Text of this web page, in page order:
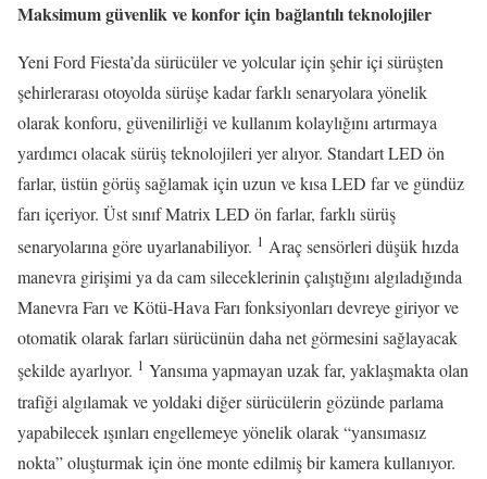
Maksimum güvenlik ve konfor için bağlantılı teknolojiler
Yeni Ford Fiesta’da sürücüler ve yolcular için şehir içi sürüşten
şehirlerarası otoyolda sürüşe kadar farklı senaryolara yönelik
olarak konforu, güvenilirliği ve kullanım kolaylığını artırmaya
yardımcı olacak sürüş teknolojileri yer alıyor. Standart LED ön
farlar, üstün görüş sağlamak için uzun ve kısa LED far ve gündüz
farı içeriyor. Üst sınıf Matrix LED ön farlar, farklı sürüş
senaryolarına göre uyarlanabiliyor. 1 Araç sensörleri düşük hızda
manevra girişimi ya da cam sileceklerinin çalıştığını algıladığında
Manevra Farı ve Kötü-Hava Farı fonksiyonları devreye giriyor ve
otomatik olarak farları sürücünün daha net görmesini sağlayacak
şekilde ayarlıyor. 1 Yansıma yapmayan uzak far, yaklaşmakta olan
trafiği algılamak ve yoldaki diğer sürücülerin gözünde parlama
yapabilecek ışınları engellemeye yönelik olarak “yansımasız
nokta” oluşturmak için öne monte edilmiş bir kamera kullanıyor.